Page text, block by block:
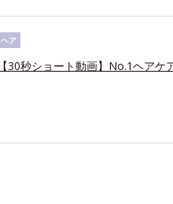
ヘア
【30秒ショート動画】No.1ヘア